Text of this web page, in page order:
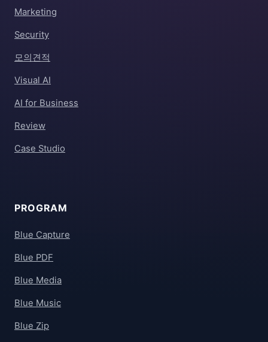
Marketing
Security
모의견적
Visual AI
AI for Business
Review
Case Studio
PROGRAM
Blue Capture
Blue PDF
Blue Media
Blue Music
Blue Zip